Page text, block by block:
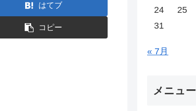
はてブ
コピー
24
25
31
« 7月
メニュー